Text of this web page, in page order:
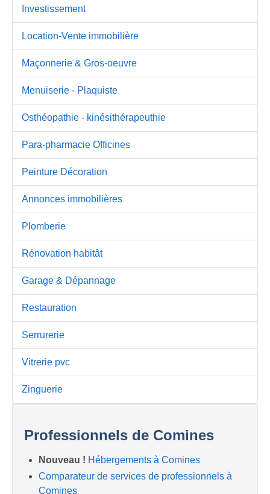
Investissement
Location-Vente immobilière
Maçonnerie & Gros-oeuvre
Menuiserie - Plaquiste
Osthéopathie - kinésithérapeuthie
Para-pharmacie Officines
Peinture Décoration
Annonces immobilières
Plomberie
Rénovation habitât
Garage & Dépannage
Restauration
Serrurerie
Vitrerie pvc
Zinguerie
Professionnels de Comines
Nouveau ! Hébergements à Comines
Comparateur de services de professionnels à
Comines